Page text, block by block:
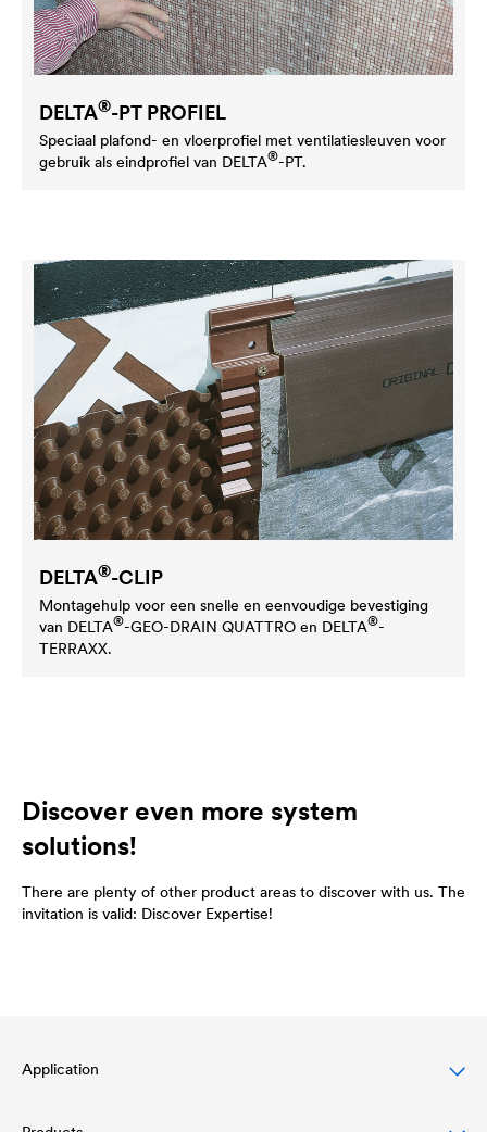
DELTA®-PT PROFIEL
Speciaal plafond- en vloerprofiel met ventilatiesleuven voor
gebruik als eindprofiel van DELTA®-PT.
DELTA®-CLIP
Montagehulp voor een snelle en eenvoudige bevestiging
van DELTA®-GEO-DRAIN QUATTRO en DELTA®-
TERRAXX.
Discover even more system
solutions!
There are plenty of other product areas to discover with us. The
invitation is valid: Discover Expertise!
Application